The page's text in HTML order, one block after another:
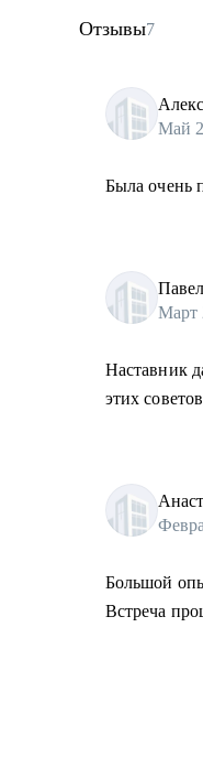
Отзывы7
Май
Была очень
Павел
Март
Наставник
этих
Большой
Встреча